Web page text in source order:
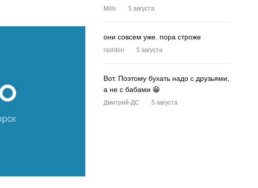
Mills 5 августа
они совсем уже. пора строже
rashton 5 августа
Вот. Поэтому бухать надо с друзьями,
а не с бабами 😁
Дмитрий-ДС 5 августа